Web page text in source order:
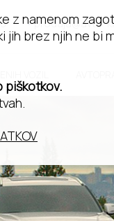
•prodaja@avto-
z namenom
brez njih ne bi
piškotkov.